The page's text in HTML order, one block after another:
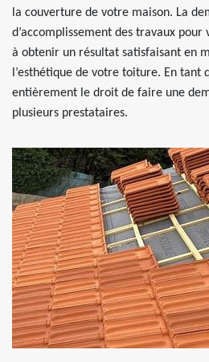
la couverture de votre maison. La
d’accomplissement des travaux
à obtenir un résultat satisfaisant en
l’esthétique de votre toiture. En tant
entièrement le droit de faire une
plusieurs prestataires.